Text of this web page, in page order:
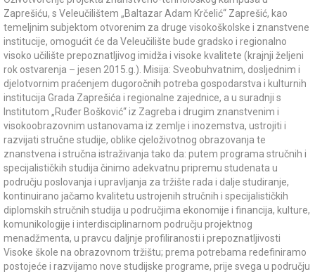
Zaprešiću, s Veleučilištem „Baltazar Adam Krčelić“ Zaprešić, kao
temeljnim subjektom otvorenim za druge visokoškolske i znanstvene
institucije, omogućit će da Veleučilište bude gradsko i regionalno
visoko učilište prepoznatljivog imidža i visoke kvalitete (krajnji željeni
rok ostvarenja – jesen 2015.g.). Misija: Sveobuhvatnim, dosljednim i
djelotvornim praćenjem dugoročnih potreba gospodarstva i kulturnih
institucija Grada Zaprešića i regionalne zajednice, a u suradnji s
Institutom „Ruđer Bošković“ iz Zagreba i drugim znanstvenim i
visokoobrazovnim ustanovama iz zemlje i inozemstva, ustrojiti i
razvijati stručne studije, oblike cjeloživotnog obrazovanja te
znanstvena i stručna istraživanja tako da: putem programa stručnih i
specijalističkih studija činimo adekvatnu pripremu studenata u
području poslovanja i upravljanja za tržište rada i dalje studiranje,
kontinuirano jačamo kvalitetu ustrojenih stručnih i specijalističkih
diplomskih stručnih studija u područjima ekonomije i financija, kulture,
komunikologije i interdisciplinarnom području projektnog
menadžmenta, u pravcu daljnje profiliranosti i prepoznatljivosti
Visoke škole na obrazovnom tržištu; prema potrebama redefiniramo
postojeće i razvijamo nove studijske programe, prije svega u području